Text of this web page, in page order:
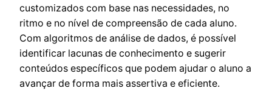
customizados com base nas necessidades, no
ritmo e no nível de compreensão de cada aluno.
Com algoritmos de análise de dados, é possível
identificar lacunas de conhecimento e sugerir
conteúdos específicos que podem ajudar o aluno a
avançar de forma mais assertiva e eficiente.